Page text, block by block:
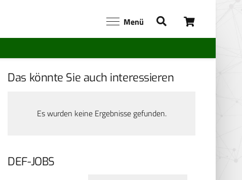
Menü
Das könnte Sie auch interessieren
Es wurden keine Ergebnisse gefunden.
DEF-JOBS